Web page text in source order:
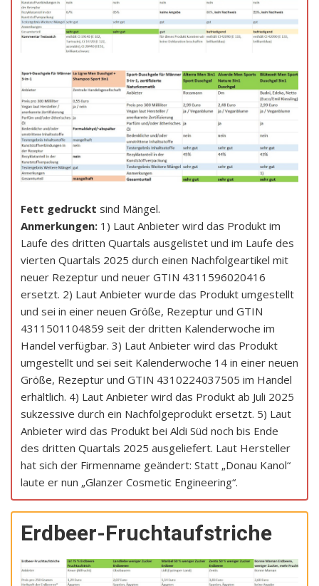
Fett gedruckt sind Mängel.
Anmerkungen: 1) Laut Anbieter wird das Produkt im
Laufe des dritten Quartals ausgelistet und im Laufe des
vierten Quartals 2025 durch einen Nachfolgeartikel mit
neuer Rezeptur und neuer GTIN 4311596020416
ersetzt. 2) Laut Anbieter wurde das Produkt umgestellt
und sei in einer neuen Größe, Rezeptur und GTIN
4311501104859 seit der dritten Kalenderwoche im
Handel verfügbar. 3) Laut Anbieter wird das Produkt
umgestellt und sei seit Kalenderwoche 14 in einer neuen
Größe, Rezeptur und GTIN 4310224037505 im Handel
erhältlich. 4) Laut Anbieter wird das Produkt ab Juli 2025
sukzessive durch ein Nachfolgeprodukt ersetzt. 5) Laut
Anbieter wird das Produkt bei Aldi Süd noch bis Ende
des dritten Quartals 2025 ausgeliefert. Laut Hersteller
hat sich der Firmenname geändert: Statt „Donau Kanol“
laute er nun „Glanzer Cosmetic Engineering“.
Erdbeer-Fruchtaufstriche